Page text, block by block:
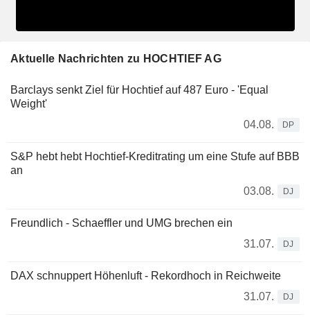
Aktuelle Nachrichten zu HOCHTIEF AG
Barclays senkt Ziel für Hochtief auf 487 Euro - 'Equal
Weight'
04.08.
DP
S&P hebt hebt Hochtief-Kreditrating um eine Stufe auf BBB
an
03.08.
DJ
Freundlich - Schaeffler und UMG brechen ein
31.07.
DJ
DAX schnuppert Höhenluft - Rekordhoch in Reichweite
31.07.
DJ